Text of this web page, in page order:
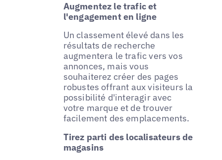
Augmentez le trafic et
l'engagement en ligne
Un classement élevé dans les
résultats de recherche
augmentera le trafic vers vos
annonces, mais vous
souhaiterez créer des pages
robustes offrant aux visiteurs la
possibilité d'interagir avec
votre marque et de trouver
facilement des emplacements.
Tirez parti des localisateurs de
magasins